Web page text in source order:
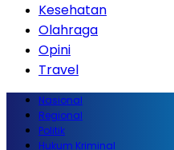
Kesehatan
Olahraga
Opini
Travel
Nasional
Regional
Politik
Hukum Kriminal